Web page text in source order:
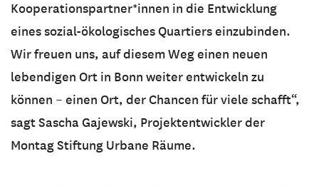
Kooperationspartner*innen in die Entwicklung
eines sozial-ökologisches Quartiers einzubinden.
Wir freuen uns, auf diesem Weg einen neuen
lebendigen Ort in Bonn weiter entwickeln zu
können – einen Ort, der Chancen für viele schafft“,
sagt Sascha Gajewski, Projektentwickler der
Montag Stiftung Urbane Räume.